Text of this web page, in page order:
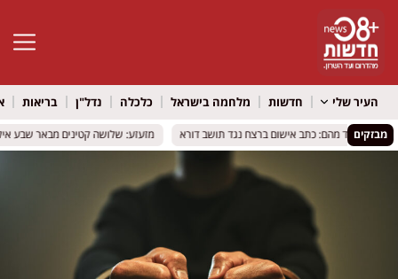
פתח
העיר שלי חדשות מלחמה בישראל כלכלה נדל"ן בריאות
מבזקים מזעזע: שלושה קטינים מבאר שבע
מזעזע: שלושה קטינים מבאר שבע